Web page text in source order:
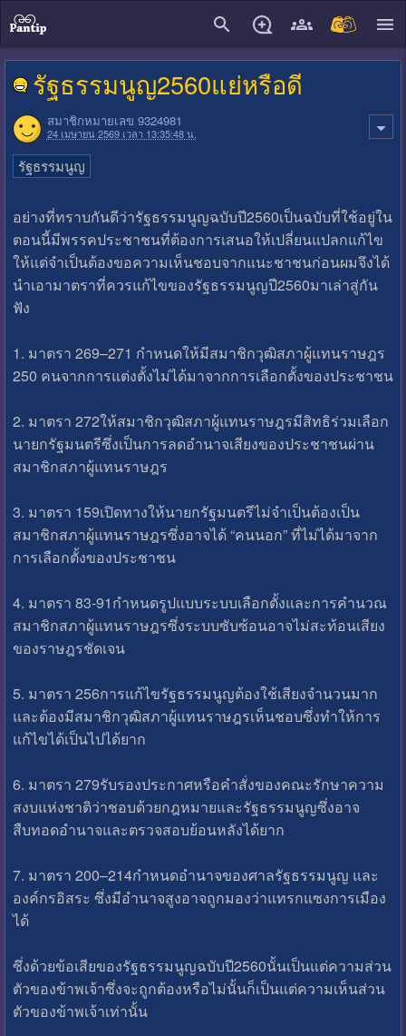
รัฐธรรมนูญ2560แย่หรือดี
สมาชิกหมายเลข 9324981
24 เมษายน 2569 เวลา 13:35:48 น.
รัฐธรรมนูญ
อย่างที่ทราบกันดีว่ารัฐธรรมนูญฉบับปี2560เป็นฉบับที่ใช้อยู่ใน
ตอนนี้มีพรรคประชาชนที่ต้องการเสนอให้เปลี่ยนแปลกแก้ไข
ให้แต่จำเป็นต้องขอความเห็นชอบจากแนะชาชนก่อนผมจึงได้
นำเอามาตราที่ควรแก้ไขของรัฐธรรมนูญปี2560มาเล่าสู่กัน
ฟัง
1. มาตรา 269–271 กำหนดให้มีสมาชิกวุฒิสภาผู้แทนราษฎร
250 คนจากการแต่งตั้งไม่ได้มาจากการเลือกตั้งของประชาชน
2. มาตรา 272ให้สมาชิกวุฒิสภาผู้แทนราษฎรมีสิทธิร่วมเลือก
นายกรัฐมนตรีซึ่งเป็นการลดอำนาจเสียงของประชาชนผ่าน
สมาชิกสภาผู้แทนราษฎร
3. มาตรา 159เปิดทางให้นายกรัฐมนตรีไม่จำเป็นต้องเป็น
สมาชิกสภาผู้แทนราษฎรซึ่งอาจได้ “คนนอก” ที่ไม่ได้มาจาก
การเลือกตั้งของประชาชน
4. มาตรา 83-91กำหนดรูปแบบระบบเลือกตั้งและการคำนวณ
สมาชิกสภาผู้แทนราษฎรซึ่งระบบซับซ้อนอาจไม่สะท้อนเสียง
ของราษฎรชัดเจน
5. มาตรา 256การแก้ไขรัฐธรรมนูญต้องใช้เสียงจำนวนมาก
และต้องมีสมาชิกวุฒิสภาผู้แทนราษฎรเห็นชอบซึ่งทำให้การ
แก้ไขได้เป็นไปได้ยาก
6. มาตรา 279รับรองประกาศหรือคำสั่งของคณะรักษาความ
สงบแห่งชาติว่าชอบด้วยกฎหมายและรัฐธรรมนูญซึ่งอาจ
สืบทอดอำนาจและตรวจสอบย้อนหลังได้ยาก
7. มาตรา 200–214กำหนดอำนาจของศาลรัฐธรรมนูญ และ
องค์กรอิสระ ซึ่งมีอำนาจสูงอาจถูกมองว่าแทรกแซงการเมือง
ได้
ซึ่งด้วยข้อเสียของรัฐธรรมนูญฉบับปี2560นั้นเป็นแต่ความส่วน
ตัวของข้าพเจ้าซึ่งจะถูกต้องหรือไม่นั้นก็เป็นแต่ความเห็นส่วน
ตัวของข้าพเจ้าเท่านั้น
close